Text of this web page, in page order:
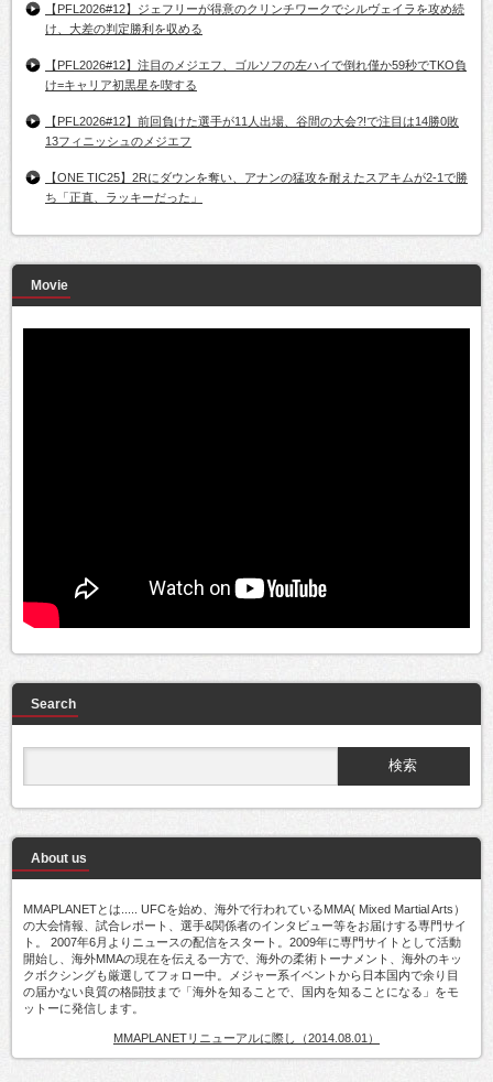
【PFL2026#12】ジェフリーが得意のクリンチワークでシルヴェイラを攻め続
け、大差の判定勝利を収める
【PFL2026#12】注目のメジエフ、ゴルソフの左ハイで倒れ僅か59秒でTKO負
け=キャリア初黒星を喫する
【PFL2026#12】前回負けた選手が11人出場、谷間の大会?!で注目は14勝0敗
13フィニッシュのメジエフ
【ONE TIC25】2Rにダウンを奪い、アナンの猛攻を耐えたスアキムが2-1で勝
ち「正直、ラッキーだった」
Movie
Search
About us
MMAPLANETとは..... UFCを始め、海外で行われているMMA( Mixed Martial Arts）
の大会情報、試合レポート、選手&関係者のインタビュー等をお届けする専門サイ
ト。 2007年6月よりニュースの配信をスタート。2009年に専門サイトとして活動
開始し、海外MMAの現在を伝える一方で、海外の柔術トーナメント、海外のキッ
クボクシングも厳選してフォロー中。メジャー系イベントから日本国内で余り目
の届かない良質の格闘技まで「海外を知ることで、国内を知ることになる」をモ
ットーに発信します。
MMAPLANETリニューアルに際し（2014.08.01）